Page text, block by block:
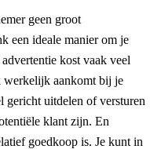
geen groot
een ideale manier om je
kost vaak veel
werkelijk aankomt bij je
gericht uitdelen of versturen
klant zijn. En
goedkoop is. Je kunt in